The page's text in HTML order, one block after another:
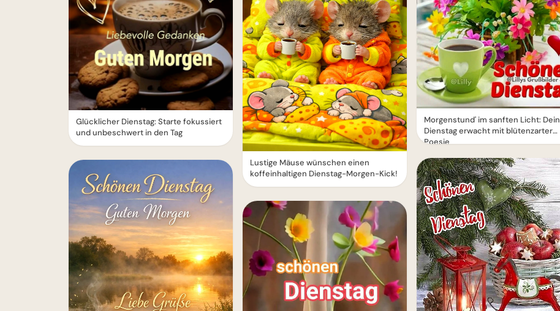
Glücklicher Dienstag: Starte fokussiert
und unbeschwert in den Tag
Lustige Mäuse wünschen einen
koffeinhaltigen Dienstag-Morgen-Kick!
Morgenstund' im sanften Licht: Dein
Dienstag erwacht mit blütenzarter
Poesie